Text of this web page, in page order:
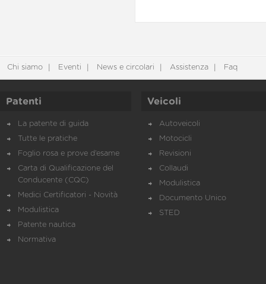
Chi siamo Eventi News e circolari Assistenza Faq
Patenti
La patente di guida
Tutte le pratiche
Foglio rosa e prove d’esame
Carta di Qualificazione del
Conducente (CQC)
Medici Certificatori - Novità
Modulistica
Patente nautica
Normativa
Veicoli
Autoveicoli
Motocicli
Revisioni
Collaudi
Modulistica
Documento Unico
STED